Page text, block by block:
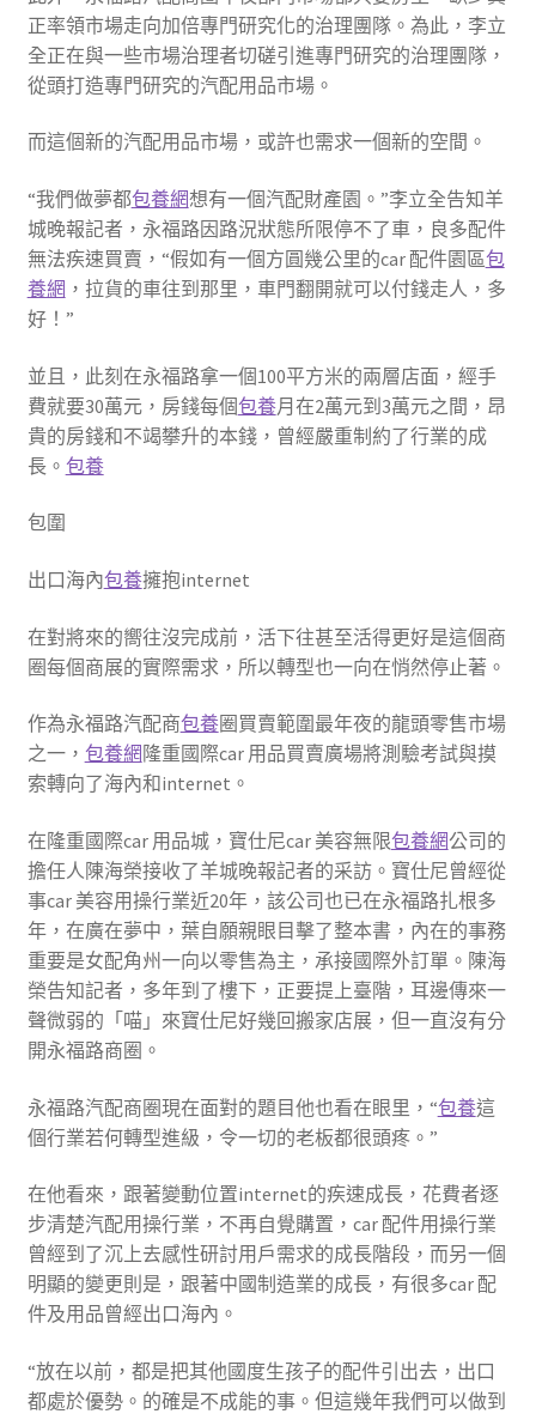
正率領市場走向加倍專門研究化的治理團隊。為此，李立
全正在與一些市場治理者切磋引進專門研究的治理團隊，
從頭打造專門研究的汽配用品市場。
而這個新的汽配用品市場，或許也需求一個新的空間。
“我們做夢都包養網想有一個汽配財產園。”李立全告知羊
城晚報記者，永福路因路況狀態所限停不了車，良多配件
無法疾速買賣，“假如有一個方圓幾公里的car 配件園區包
養網 ，拉貨的車往到那里，車門翻開就可以付錢走人，多
好！”
並且，此刻在永福路拿一個100平方米的兩層店面，經手
費就要30萬元，房錢每個包養月在2萬元到3萬元之間，昂
貴的房錢和不竭攀升的本錢，曾經嚴重制約了行業的成
長。 包養
包圍
出口海內包養擁抱internet
在對將來的嚮往沒完成前，活下往甚至活得更好是這個商
圈每個商展的實際需求，所以轉型也一向在悄然停止著。
作為永福路汽配商包養圈買賣範圍最年夜的龍頭零售市場
之一， 包養網 隆重國際car 用品買賣廣場將測驗考試與摸
索轉向了海內和internet。
在隆重國際car 用品城，寶仕尼car 美容無限包養網公司的
擔任人陳海榮接收了羊城晚報記者的采訪。寶仕尼曾經從
事car 美容用操行業近20年，該公司也已在永福路扎根多
年，在廣在夢中，葉自願親眼目擊了整本書，內在的事務
重要是女配角州一向以零售為主，承接國際外訂單。陳海
榮告知記者，多年到了樓下，正要提上臺階，耳邊傳來一
聲微弱的「喵」來寶仕尼好幾回搬家店展，但一直沒有分
開永福路商圈。
永福路汽配商圈現在面對的題目他也看在眼里，“包養這
個行業若何轉型進級，令一切的老板都很頭疼。”
在他看來，跟著變動位置internet的疾速成長，花費者逐
步清楚汽配用操行業，不再自覺購置，car 配件用操行業
曾經到了沉上去感性研討用戶需求的成長階段，而另一個
明顯的變更則是，跟著中國制造業的成長，有很多car 配
件及用品曾經出口海內。
“放在以前，都是把其他國度生孩子的配件引出去，出口
都處於優勢。的確是不成能的事。但這幾年我們可以做到